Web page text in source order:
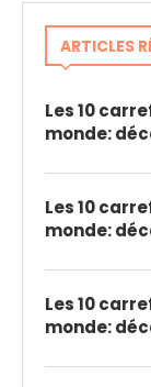
ARTICLES
Les 10
monde:
Les 10
monde:
Les 10
monde: